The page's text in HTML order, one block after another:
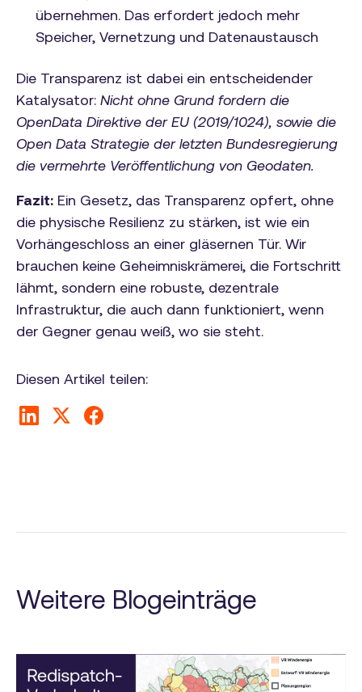
übernehmen. Das erfordert jedoch mehr
Speicher, Vernetzung und Datenaustausch
Die Transparenz ist dabei ein entscheidender
Katalysator: Nicht ohne Grund fordern die
OpenData Direktive der EU (2019/1024), sowie die
Open Data Strategie der letzten Bundesregierung
die vermehrte Veröffentlichung von Geodaten.
Fazit: Ein Gesetz, das Transparenz opfert, ohne
die physische Resilienz zu stärken, ist wie ein
Vorhängeschloss an einer gläsernen Tür. Wir
brauchen keine Geheimniskrämerei, die Fortschritt
lähmt, sondern eine robuste, dezentrale
Infrastruktur, die auch dann funktioniert, wenn
der Gegner genau weiß, wo sie steht.
Diesen Artikel teilen:
Weitere Blogeinträge